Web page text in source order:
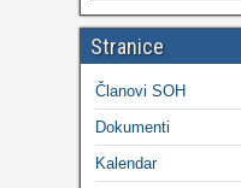
Stranice
Članovi SOH
Dokumenti
Kalendar